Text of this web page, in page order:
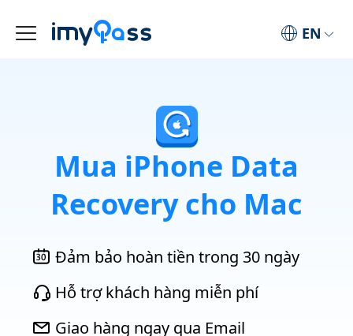
EN
Mua iPhone Data
Recovery cho Mac
Đảm bảo hoàn tiền trong 30 ngày
Hỗ trợ khách hàng miễn phí
Giao hàng ngay qua Email